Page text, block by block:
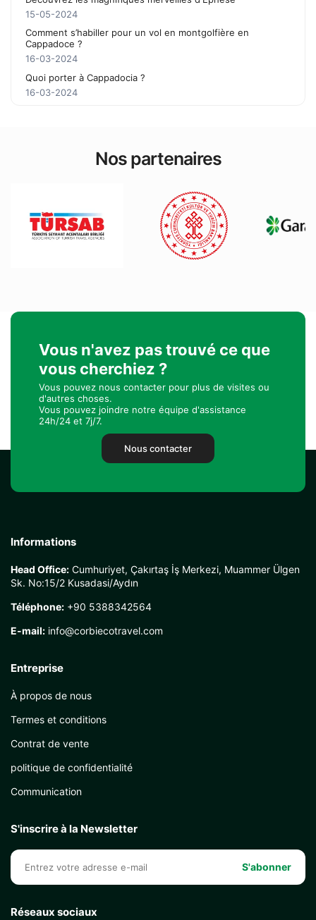
15-05-2024
Comment s’habiller pour un vol en montgolfière en
Cappadoce ?
16-03-2024
Quoi porter à Cappadocia ?
16-03-2024
Nos partenaires
Vous n'avez pas trouvé ce que
vous cherchiez ?
Vous pouvez nous contacter pour plus de visites ou
d'autres choses.
Vous pouvez joindre notre équipe d'assistance
24h/24 et 7j/7.
Nous contacter
Informations
Head Office: Cumhuriyet, Çakırtaş İş Merkezi, Muammer Ülgen
Sk. No:15/2 Kusadasi/Aydın
Téléphone: +90 5388342564
E-mail: info@corbiecotravel.com
Entreprise
À propos de nous
Termes et conditions
Contrat de vente
politique de confidentialité
Communication
S'inscrire à la Newsletter
S'abonner
Réseaux sociaux